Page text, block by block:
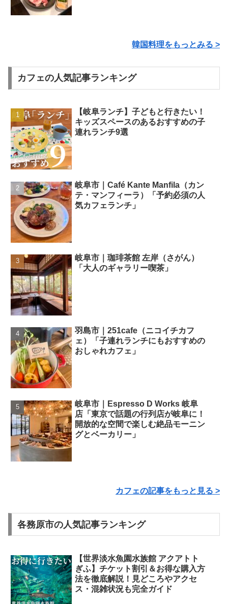
韓国料理をもっとみる >
カフェの人気記事ランキング
【岐阜ランチ】子どもと行きたい！
キッズスペースのあるおすすめの子
連れランチ9選
岐阜市｜Café Kante Manfila（カン
テ・マンフィーラ）「予約必須の人
気カフェランチ」
岐阜市｜珈琲茶館 左岸（さがん）
「大人のギャラリー喫茶」
羽島市｜251cafe（ニコイチカフ
ェ）「子連れランチにもおすすめの
おしゃれカフェ」
岐阜市｜Espresso D Works 岐阜
店「東京で話題の行列店が岐阜に！
開放的な空間で楽しむ絶品モーニン
グとベーカリー」
カフェの記事をもっと見る >
各務原市の人気記事ランキング
【世界淡水魚園水族館 アクアトト
ぎふ】チケット割引＆お得な購入方
法を徹底解説！見どころやアクセ
ス・混雑状況も完全ガイド